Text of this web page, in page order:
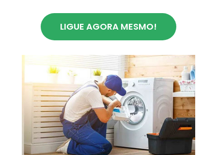
LIGUE AGORA MESMO!